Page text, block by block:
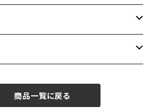
商品一覧に戻る